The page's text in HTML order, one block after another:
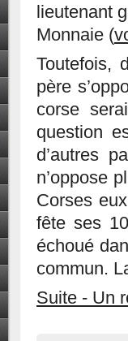
lieutenant
Monnaie (
Toutefois,
père
corse
question
d’autres
n’oppose
Corses
fête ses
échoué
commun.
Suite - Un